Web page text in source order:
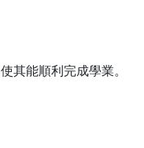
其能順利完成學業。